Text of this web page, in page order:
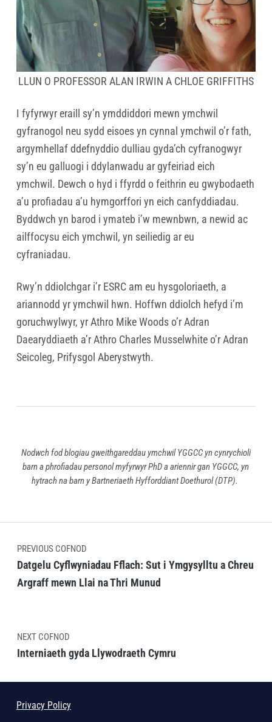
LLUN O PROFESSOR ALAN IRWIN A CHLOE GRIFFITHS
I fyfyrwyr eraill sy’n ymddiddori mewn ymchwil
gyfranogol neu sydd eisoes yn cynnal ymchwil o’r fath,
argymhellaf ddefnyddio dulliau gyda’ch cyfranogwyr
sy’n eu galluogi i ddylanwadu ar gyfeiriad eich
ymchwil. Dewch o hyd i ffyrdd o feithrin eu gwybodaeth
a’u profiadau a’u hymgorffori yn eich canfyddiadau.
Byddwch yn barod i ymateb i’w mewnbwn, a newid ac
ailffocysu eich ymchwil, yn seiliedig ar eu
cyfraniadau.
Rwy’n ddiolchgar i’r ESRC am eu hysgoloriaeth, a
ariannodd yr ymchwil hwn. Hoffwn ddiolch hefyd i’m
goruchwylwyr, yr Athro Mike Woods o’r Adran
Daearyddiaeth a’r Athro Charles Musselwhite o’r Adran
Seicoleg, Prifysgol Aberystwyth.
Nodwch fod blogiau gweithgareddau ymchwil YGGCC yn cynrychioli
barn a phrofiadau personol myfyrwyr PhD a ariennir gan YGGCC, yn
hytrach na barn y Bartneriaeth Hyfforddiant Doethurol (DTP).
Llywio cofnod
PREVIOUS COFNOD
Datgelu Cyflwyniadau Fflach: Sut i Ymgysylltu a Chreu
Argraff mewn Llai na Thri Munud
NEXT COFNOD
Interniaeth gyda Llywodraeth Cymru
Privacy Policy